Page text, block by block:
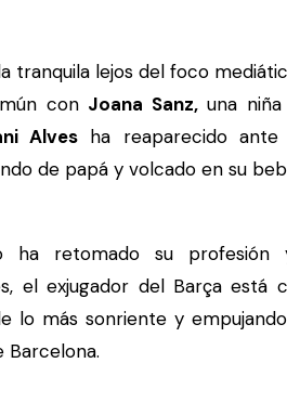
tranquila lejos del foco
con Joana Sanz,una niña
Alves ha reaparecido
de papá y volcado en su
ha retomado su profesión
el exjugador del Barça está
lo más sonriente y